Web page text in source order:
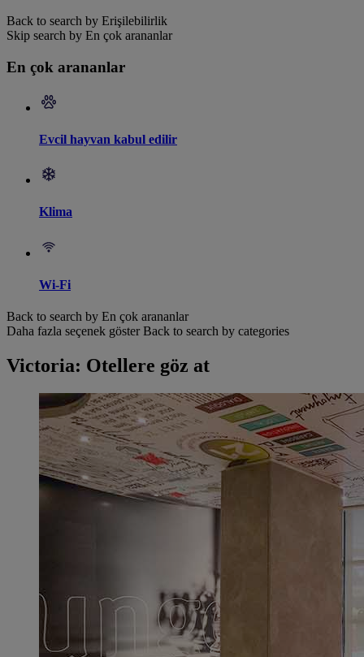
Back to search by Erişilebilirlik
Skip search by En çok arananlar
En çok arananlar
Evcil hayvan kabul edilir
Klima
Wi-Fi
Back to search by En çok arananlar
Daha fazla seçenek göster Back to search by categories
Victoria: Otellere göz at